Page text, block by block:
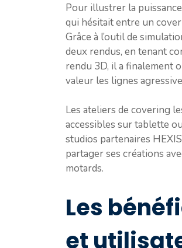
Pour illustrer la
qui hésitait entre un
Grâce à l’outil de
deux rendus, en tenant
rendu 3D, il a finalement
valeur les lignes
Les ateliers de covering
accessibles sur tablette
studios partenaires
partager ses créations
motards.
Les
et